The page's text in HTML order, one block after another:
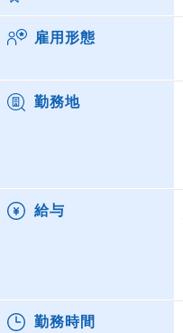
雇用形態
勤務地
給与
勤務時間